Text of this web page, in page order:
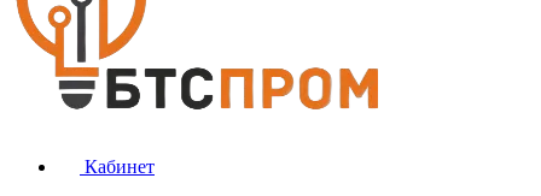
Кабинет